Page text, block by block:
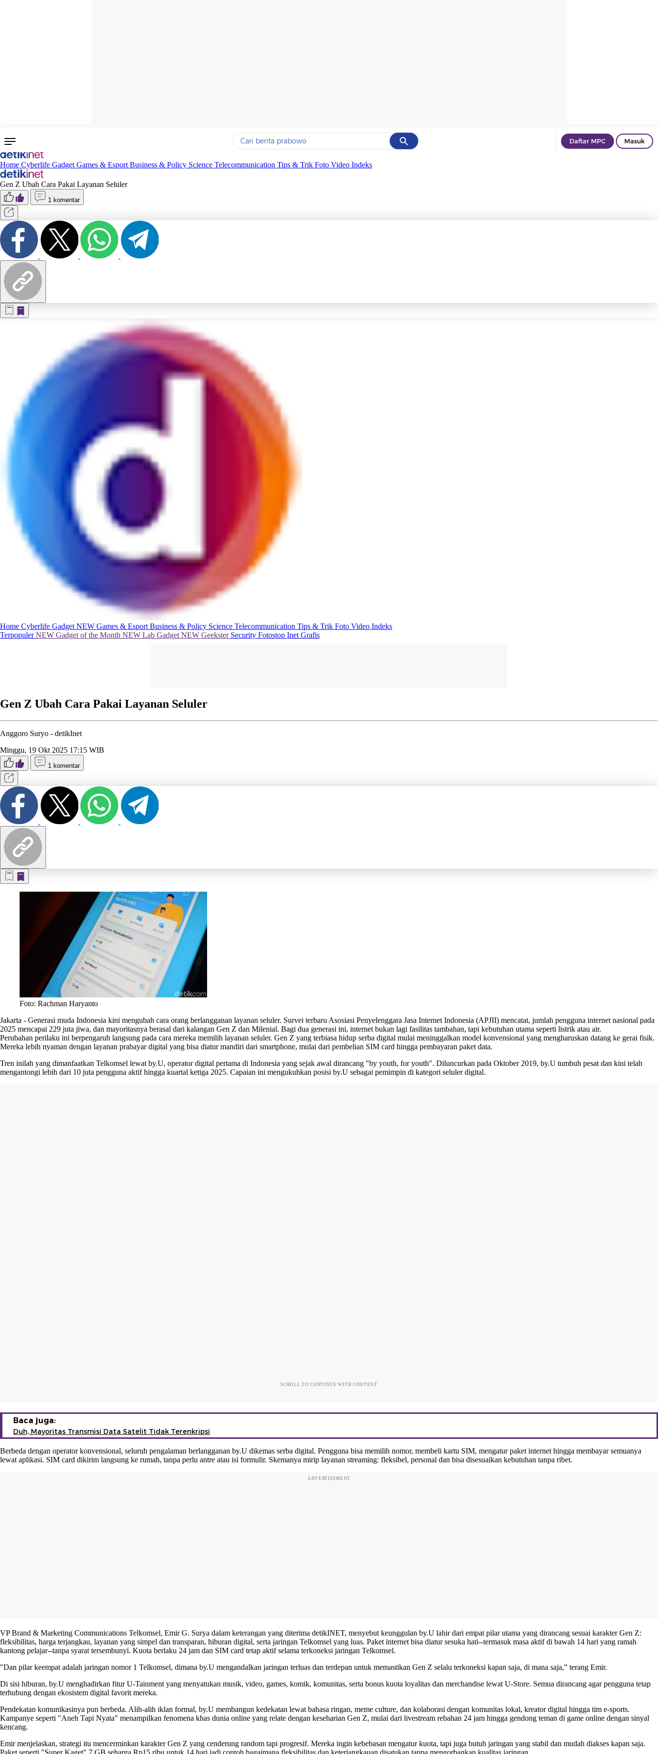
Cancel
Yang sedang ramai dicari
Terakhir yang dicari
Daftar MPC Masuk
Home Cyberlife Gadget Games & Esport Business & Policy Science Telecommunication Tips & Trik Foto Video Indeks
Gen Z Ubah Cara Pakai Layanan Seluler
1 komentar
Home Cyberlife Gadget NEW Games & Esport Business & Policy Science Telecommunication Tips & Trik Foto Video Indeks
TerpopulerNEW Gadget of the Month NEW Lab Gadget NEW Geekster Security Fotostop Inet Grafis
Gen Z Ubah Cara Pakai Layanan Seluler
Anggoro Suryo - detikInet
Minggu, 19 Okt 2025 17:15 WIB
1 komentar
Foto: Rachman Haryanto
Jakarta - Generasi muda Indonesia kini mengubah cara orang berlangganan layanan seluler. Survei terbaru Asosiasi Penyelenggara Jasa Internet Indonesia (APJII) mencatat, jumlah pengguna internet nasional pada
2025 mencapai 229 juta jiwa, dan mayoritasnya berasal dari kalangan Gen Z dan Milenial. Bagi dua generasi ini, internet bukan lagi fasilitas tambahan, tapi kebutuhan utama seperti listrik atau air.
Perubahan perilaku ini berpengaruh langsung pada cara mereka memilih layanan seluler. Gen Z yang terbiasa hidup serba digital mulai meninggalkan model konvensional yang mengharuskan datang ke gerai fisik.
Mereka lebih nyaman dengan layanan prabayar digital yang bisa diatur mandiri dari smartphone, mulai dari pembelian SIM card hingga pembayaran paket data.
Tren inilah yang dimanfaatkan Telkomsel lewat by.U, operator digital pertama di Indonesia yang sejak awal dirancang "by youth, for youth". Diluncurkan pada Oktober 2019, by.U tumbuh pesat dan kini telah
mengantongi lebih dari 10 juta pengguna aktif hingga kuartal ketiga 2025. Capaian ini mengukuhkan posisi by.U sebagai pemimpin di kategori seluler digital.
SCROLL TO CONTINUE WITH CONTENT
Baca juga:
Duh, Mayoritas Transmisi Data Satelit Tidak Terenkripsi
Berbeda dengan operator konvensional, seluruh pengalaman berlangganan by.U dikemas serba digital. Pengguna bisa memilih nomor, membeli kartu SIM, mengatur paket internet hingga membayar semuanya
lewat aplikasi. SIM card dikirim langsung ke rumah, tanpa perlu antre atau isi formulir. Skemanya mirip layanan streaming: fleksibel, personal dan bisa disesuaikan kebutuhan tanpa ribet.
ADVERTISEMENT
VP Brand & Marketing Communications Telkomsel, Emir G. Surya dalam keterangan yang diterima detikINET, menyebut keunggulan by.U lahir dari empat pilar utama yang dirancang sesuai karakter Gen Z:
fleksibilitas, harga terjangkau, layanan yang simpel dan transparan, hiburan digital, serta jaringan Telkomsel yang luas. Paket internet bisa diatur sesuka hati--termasuk masa aktif di bawah 14 hari yang ramah
kantong pelajar--tanpa syarat tersembunyi. Kuota berlaku 24 jam dan SIM card tetap aktif selama terkoneksi jaringan Telkomsel.
"Dan pilar keempat adalah jaringan nomor 1 Telkomsel, dimana by.U mengandalkan jaringan terluas dan terdepan untuk memastikan Gen Z selalu terkoneksi kapan saja, di mana saja," terang Emir.
Di sisi hiburan, by.U menghadirkan fitur U-Tainment yang menyatukan musik, video, games, komik, komunitas, serta bonus kuota loyalitas dan merchandise lewat U-Store. Semua dirancang agar pengguna tetap
terhubung dengan ekosistem digital favorit mereka.
Pendekatan komunikasinya pun berbeda. Alih-alih iklan formal, by.U membangun kedekatan lewat bahasa ringan, meme culture, dan kolaborasi dengan komunitas lokal, kreator digital hingga tim e-sports.
Kampanye seperti "Aneh Tapi Nyata" menampilkan fenomena khas dunia online yang relate dengan keseharian Gen Z, mulai dari livestream rebahan 24 jam hingga gendong teman di game online dengan sinyal
kencang.
Emir menjelaskan, strategi itu mencerminkan karakter Gen Z yang cenderung random tapi progresif. Mereka ingin kebebasan mengatur kuota, tapi juga butuh jaringan yang stabil dan mudah diakses kapan saja.
Paket seperti "Super Kaget" 7 GB seharga Rp15 ribu untuk 14 hari jadi contoh bagaimana fleksibilitas dan keterjangkauan disatukan tanpa mengorbankan kualitas jaringan.